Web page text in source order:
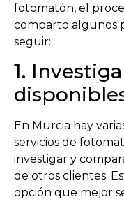
fotomatón, el
comparto algunos
seguir:
1.
En Murcia hay
servicios de
investigar y
de otros clientes.
opción que mejor